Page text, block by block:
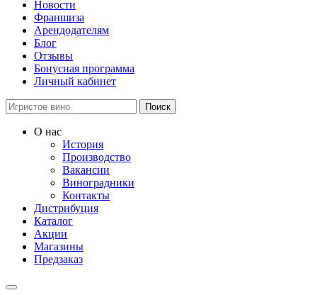
Новости
Франшиза
Арендодателям
Блог
Отзывы
Бонусная программа
Личный кабинет
Поиск
О нас
История
Производство
Вакансии
Виноградники
Контакты
Дистрибуция
Каталог
Акции
Магазины
Предзаказ